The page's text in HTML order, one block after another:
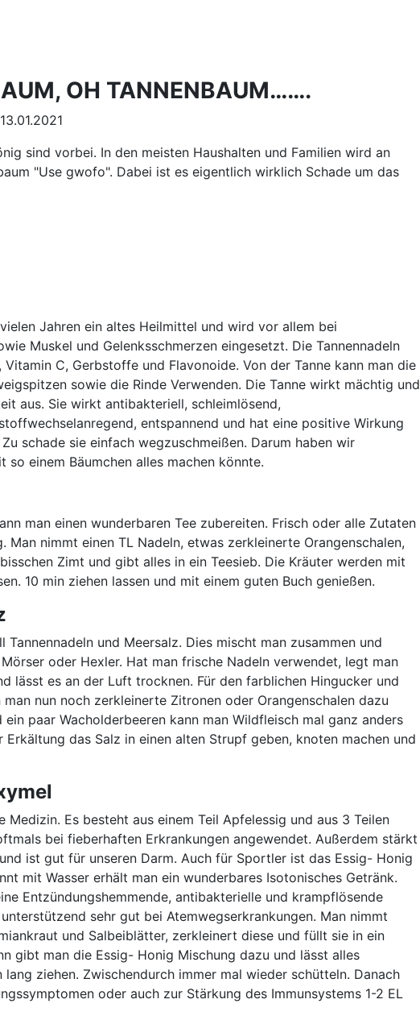
OH TANNENBAUM…….
sind vorbei. In den meisten Haushalten und Familien wird an
"Use gwofo". Dabei ist es eigentlich wirklich Schade um das
Jahren ein altes Heilmittel und wird vor allem bei
Muskel und Gelenksschmerzen eingesetzt. Die Tannennadeln
C, Gerbstoffe und Flavonoide. Von der Tanne kann man die
sowie die Rinde Verwenden. Die Tanne wirkt mächtig und
aus. Sie wirkt antibakteriell, schleimlösend,
entspannend und hat eine positive Wirkung
schade sie einfach wegzuschmeißen. Darum haben wir
so einem Bäumchen alles machen könnte.
man einen wunderbaren Tee zubereiten. Frisch oder alle Zutaten
Man nimmt einen TL Nadeln, etwas zerkleinerte Orangenschalen,
Zimt und gibt alles in ein Teesieb. Die Kräuter werden mit
10 min ziehen lassen und mit einem guten Buch genießen.
Tannennadeln und Meersalz. Dies mischt man zusammen und
oder Hexler. Hat man frische Nadeln verwendet, legt man
lässt es an der Luft trocknen. Für den farblichen Hingucker und
nun noch zerkleinerte Zitronen oder Orangenschalen dazu
paar Wacholderbeeren kann man Wildfleisch mal ganz anders
Erkältung das Salz in einen alten Strupf geben, knoten machen und
Medizin. Es besteht aus einem Teil Apfelessig und aus 3 Teilen
bei fieberhaften Erkrankungen angewendet. Außerdem stärkt
ist gut für unseren Darm. Auch für Sportler ist das Essig- Honig
mit Wasser erhält man ein wunderbares Isotonisches Getränk.
Entzündungshemmende, antibakterielle und krampflösende
sehr gut bei Atemwegserkrankungen. Man nimmt
und Salbeiblätter, zerkleinert diese und füllt sie in ein
gibt man die Essig- Honig Mischung dazu und lässt alles
lang ziehen. Zwischendurch immer mal wieder schütteln. Danach
oder auch zur Stärkung des Immunsystems 1-2 EL